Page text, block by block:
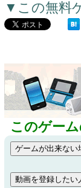
▼この無料
このゲー